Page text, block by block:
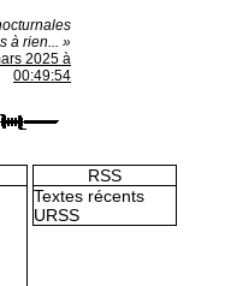
à rien... »
2025 à
00:49:54
RSS
Textes récents
URSS